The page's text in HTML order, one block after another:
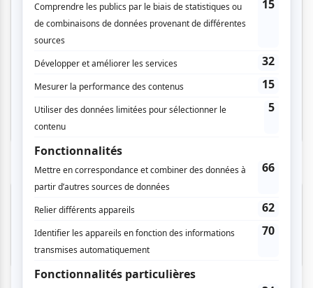
Cinéma Comédie
Compostelle
Montréal
Invitations gratuites